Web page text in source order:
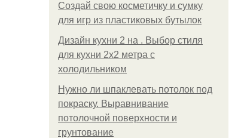
Создай свою косметичку и сумку
для игр из пластиковых бутылок
Дизайн кухни 2 на . Выбор стиля
для кухни 2х2 метра с
холодильником
Нужно ли шпаклевать потолок под
покраску. Выравнивание
потолочной поверхности и
грунтование